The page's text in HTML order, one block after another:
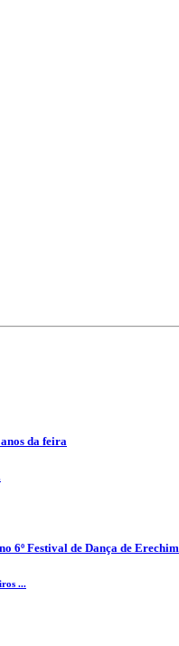
da feira
6º Festival de Dança de Erechim
...